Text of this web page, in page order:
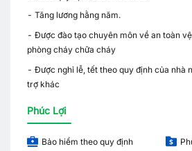
- Tăng lương hằng năm.
- Được đào tạo chuyên môn về an toàn
phòng cháy chữa cháy
- Được nghỉ lễ, tết theo quy định của nhà
trợ khác
Phúc Lợi
Bảo hiểm theo quy định